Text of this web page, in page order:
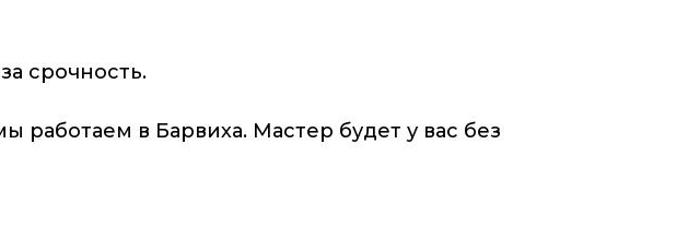
срочность.
в Барвиха. Мастер будет у вас без